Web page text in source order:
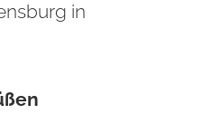
in